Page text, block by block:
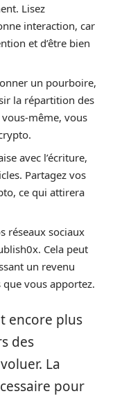
Lisez
interaction, car
et d’être bien
un pourboire,
la répartition des
même, vous
avec l’écriture,
Partagez vos
ce qui attirera
réseaux sociaux
Cela peut
un revenu
vous apportez.
encore plus
des
La
pour